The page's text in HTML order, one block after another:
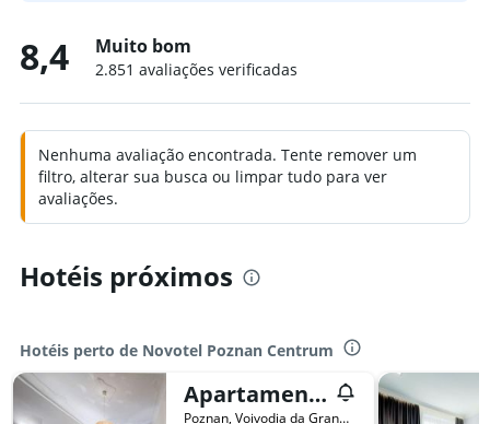
8,4 Muito bom
2.851 avaliações verificadas
Nenhuma avaliação encontrada. Tente remover um
filtro, alterar sua busca ou limpar tudo para ver
avaliações.
Hotéis próximos
Hotéis perto de Novotel Poznan Centrum
Apartamenty Pomaranczarnia
Poznan, Voivodia da Grande Polônia, Polônia